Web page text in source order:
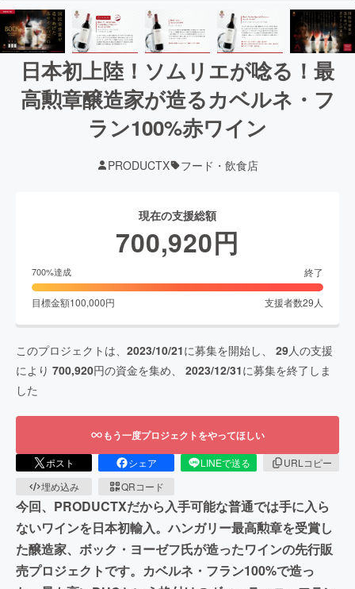
日本初上陸！ソムリエが唸る！最
高勲章醸造家が造るカベルネ・フ
ラン100%赤ワイン
PRODUCTX フード・飲食店
現在の支援総額
700,920円
700%達成 終了
目標金額100,000円 支援者数29 人
このプロジェクトは、 2023/10/21に募集を開始し、 29人の支援
により 700,920円の資金を集め、 2023/12/31に募集を終了しま
した
もう一度プロジェクトをやってほしい
ポスト シェア LINEで送る
URLコピー
埋め込み
QRコード
今回、PRODUCTXだから入手可能な普通では手に入ら
ないワインを日本初輸入。ハンガリー最高勲章を受賞し
た醸造家、ボック・ヨーゼフ氏が造ったワインの先行販
売プロジェクトです。カベルネ・フラン100%で造っ